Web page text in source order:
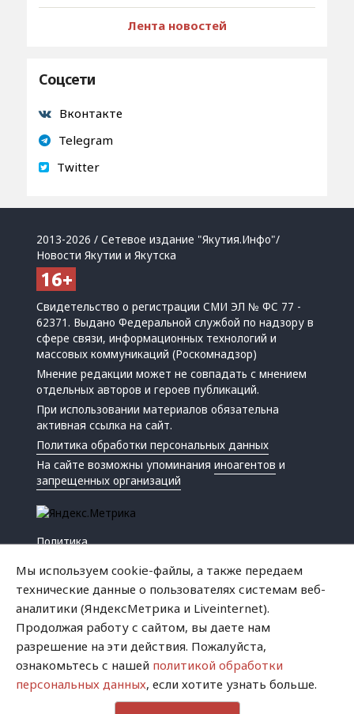
Лента новостей
Соцсети
Вконтакте
Telegram
Twitter
2013-2026 / Сетевое издание "Якутия.Инфо"/
Новости Якутии и Якутска
Свидетельство о регистрации СМИ ЭЛ № ФС 77 -
62371. Выдано Федеральной службой по надзору в
сфере связи, информационных технологий и
массовых коммуникаций (Роскомнадзор)
Мнение редакции может не совпадать с мнением
отдельных авторов и героев публикаций.
При использовании материалов обязательна
активная ссылка на сайт.
Политика обработки персональных данных
На сайте возможны упоминанияиноагентов и
запрещенных организаций
Политика
Криминал
Успех
Хватит это терпеть
Мы используем cookie-файлы, а также передаем
технические данные о пользователях системам веб-
аналитики (ЯндексМетрика и Liveinternet).
Продолжая работу с сайтом, вы даете нам
разрешение на эти действия. Пожалуйста,
ознакомьтесь с нашей политикой обработки
персональных данных, если хотите узнать больше.